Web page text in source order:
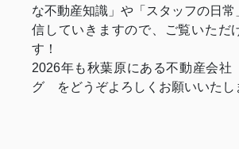
な不動産知識」や「スタッフの日常
信していきますので、ご覧いただ
す！
2026年も秋葉原にある不動産会
グ をどうぞよろしくお願いいたし